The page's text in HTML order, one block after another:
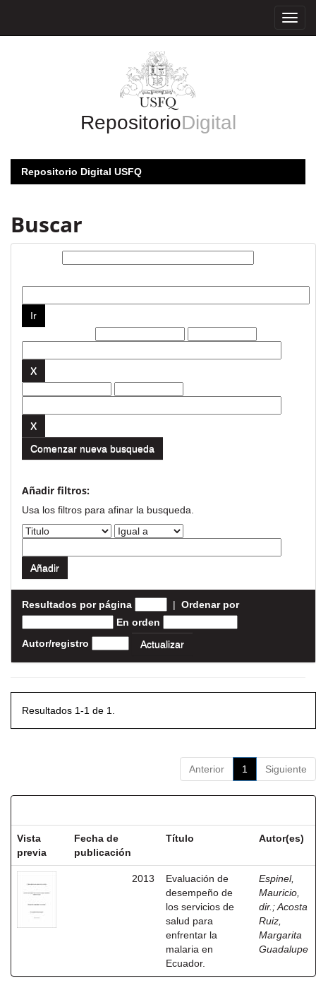
RepositorioDigital
Repositorio Digital USFQ
Buscar
Comenzar nueva busqueda
Añadir filtros:
Usa los filtros para afinar la busqueda.
Resultados por página | Ordenar por
En orden
Autor/registro
Resultados 1-1 de 1.
Anterior 1 Siguiente
Vista
previa
Fecha de
publicación
Título Autor(es)
2013
Evaluación de
desempeño de
los servicios de
salud para
enfrentar la
malaria en
Ecuador.
Espinel,
Mauricio,
dir. ;Acosta
Ruiz,
Margarita
Guadalupe